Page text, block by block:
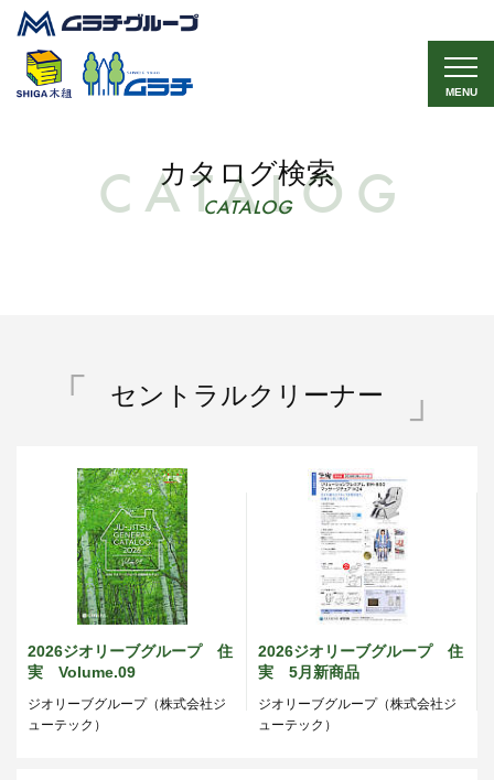
MENU
カタログ検索
CATALOG
セントラルクリーナー
2026ジオリーブグループ 住
実 Volume.09
ジオリーブグループ（株式会社ジ
ューテック）
2026ジオリーブグループ 住
実 5月新商品
ジオリーブグループ（株式会社ジ
ューテック）